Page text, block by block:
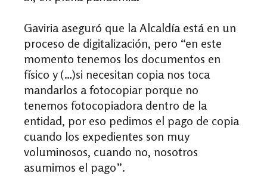
Gaviria aseguró que la Alcaldía está en un
proceso de digitalización, pero “en este
momento tenemos los documentos en
físico y (…)si necesitan copia nos toca
mandarlos a fotocopiar porque no
tenemos fotocopiadora dentro de la
entidad, por eso pedimos el pago de copia
cuando los expedientes son muy
voluminosos, cuando no, nosotros
asumimos el pago”.